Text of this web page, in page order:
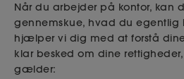
Når du arbejder på kontor,
gennemskue, hvad du egentlig
hjælper vi dig med at forstå
klar besked om dine
gælder: